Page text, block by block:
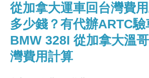
從加拿大運車回台灣費
多少錢？有代辦ARTC驗
BMW 328I 從加拿大溫
灣費用計算